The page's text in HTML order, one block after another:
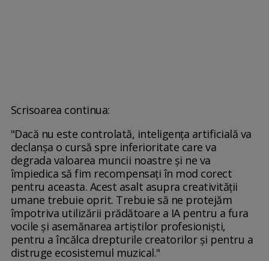
Scrisoarea continua:
"Dacă nu este controlată, inteligența artificială va
declanșa o cursă spre inferioritate care va
degrada valoarea muncii noastre și ne va
împiedica să fim recompensați în mod corect
pentru aceasta. Acest asalt asupra creativității
umane trebuie oprit. Trebuie să ne protejăm
împotriva utilizării prădătoare a IA pentru a fura
vocile și asemănarea artiștilor profesioniști,
pentru a încălca drepturile creatorilor și pentru a
distruge ecosistemul muzical."